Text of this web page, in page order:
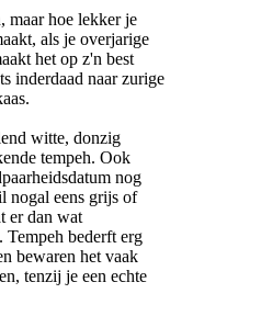
maar hoe lekker je
als je overjarige
het op z'n best
inderdaad naar zurige
witte, donzig
tempeh. Ook
nog
nogal eens grijs of
er dan wat
Tempeh bederft erg
bewaren het vaak
tenzij je een echte